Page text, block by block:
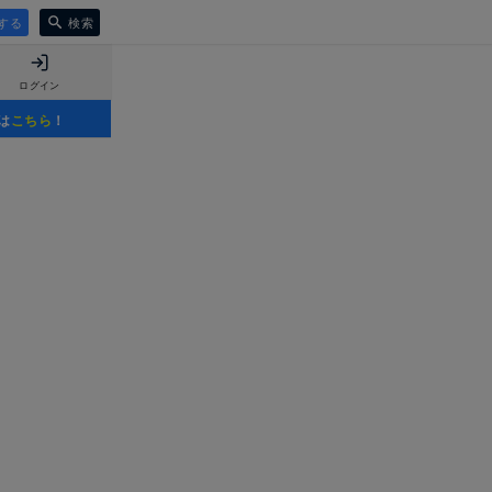
る 検索
ログイン
こちら ！